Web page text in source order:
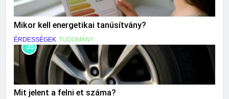
Mikor kell energetikai tanúsítvány?
ÉRDESSÉGEK TUDOMÁNY
35
Mit jelent a felni et száma?